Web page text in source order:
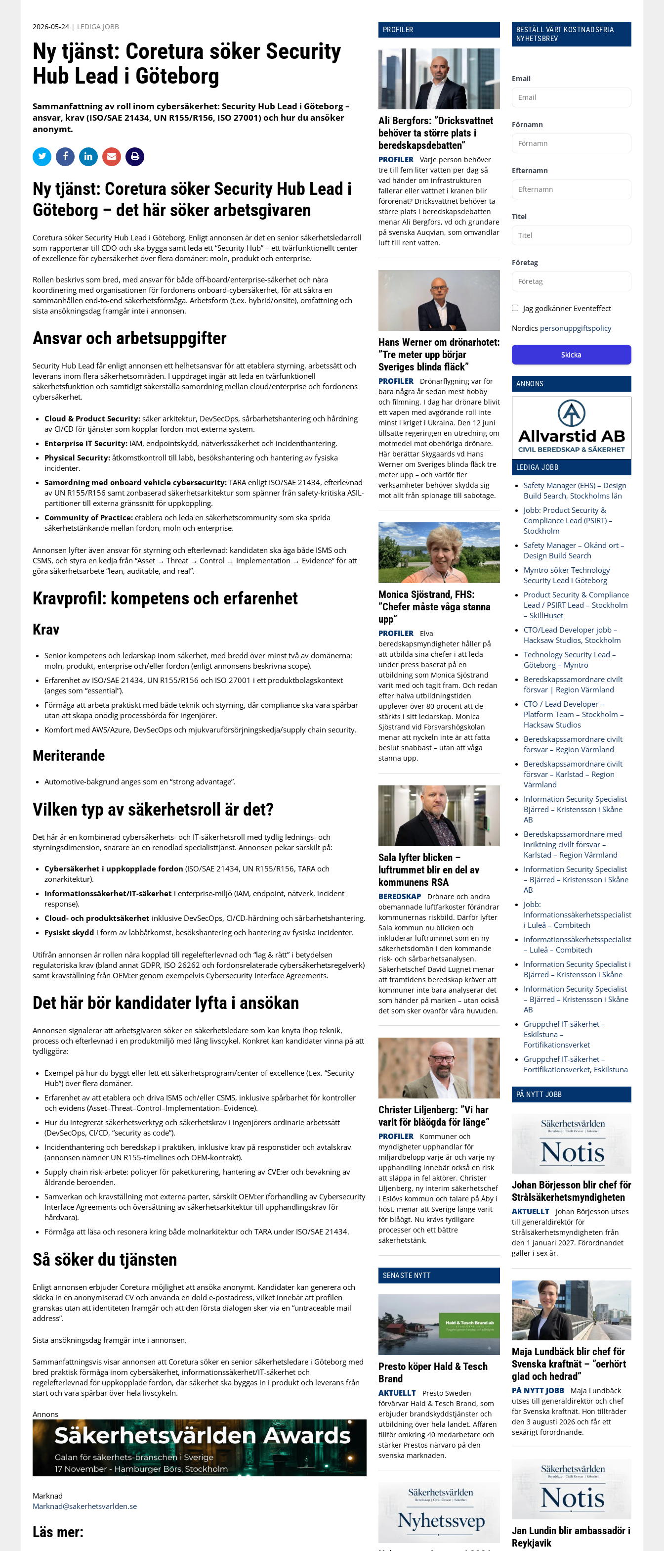
2026-05-24 | LEDIGA JOBB
Ny tjänst: Coretura söker Security
Hub Lead i Göteborg
Sammanfattning av roll inom cybersäkerhet: Security Hub Lead i Göteborg –
ansvar, krav (ISO/SAE 21434, UN R155/R156, ISO 27001) och hur du ansöker
anonymt.
Ny tjänst: Coretura söker Security Hub Lead i
Göteborg – det här söker arbetsgivaren
Coretura söker Security Hub Lead i Göteborg. Enligt annonsen är det en senior säkerhetsledarroll
som rapporterar till CDO och ska bygga samt leda ett “Security Hub” – ett tvärfunktionellt center
of excellence för cybersäkerhet över flera domäner: moln, produkt och enterprise.
Rollen beskrivs som bred, med ansvar för både off-board/enterprise-säkerhet och nära
koordinering med organisationen för fordonens onboard-cybersäkerhet, för att säkra en
sammanhållen end-to-end säkerhetsförmåga. Arbetsform (t.ex. hybrid/onsite), omfattning och
sista ansökningsdag framgår inte i annonsen.
Ansvar och arbetsuppgifter
Security Hub Lead får enligt annonsen ett helhetsansvar för att etablera styrning, arbetssätt och
leverans inom flera säkerhetsområden. I uppdraget ingår att leda en tvärfunktionell
säkerhetsfunktion och samtidigt säkerställa samordning mellan cloud/enterprise och fordonens
cybersäkerhet.
Cloud & Product Security: säker arkitektur, DevSecOps, sårbarhetshantering och hårdning
av CI/CD för tjänster som kopplar fordon mot externa system.
Enterprise IT Security: IAM, endpointskydd, nätverkssäkerhet och incidenthantering.
Physical Security: åtkomstkontroll till labb, besökshantering och hantering av fysiska
incidenter.
Samordning med onboard vehicle cybersecurity: TARA enligt ISO/SAE 21434, efterlevnad
av UN R155/R156 samt zonbaserad säkerhetsarkitektur som spänner från safety-kritiska ASIL-
partitioner till externa gränssnitt för uppkoppling.
Community of Practice: etablera och leda en säkerhetscommunity som ska sprida
säkerhetstänkande mellan fordon, moln och enterprise.
Annonsen lyfter även ansvar för styrning och efterlevnad: kandidaten ska äga både ISMS och
CSMS, och styra en kedja från “Asset → Threat → Control → Implementation → Evidence” för att
göra säkerhetsarbete “lean, auditable, and real”.
Kravprofil: kompetens och erfarenhet
Krav
Senior kompetens och ledarskap inom säkerhet, med bredd över minst två av domänerna:
moln, produkt, enterprise och/eller fordon (enligt annonsens beskrivna scope).
Erfarenhet av ISO/SAE 21434, UN R155/R156 och ISO 27001 i ett produktbolagskontext
(anges som “essential”).
Förmåga att arbeta praktiskt med både teknik och styrning, där compliance ska vara spårbar
utan att skapa onödig processbörda för ingenjörer.
Komfort med AWS/Azure, DevSecOps och mjukvaruförsörjningskedja/supply chain security.
Meriterande
Automotive-bakgrund anges som en “strong advantage”.
Vilken typ av säkerhetsroll är det?
Det här är en kombinerad cybersäkerhets- och IT-säkerhetsroll med tydlig lednings- och
styrningsdimension, snarare än en renodlad specialisttjänst. Annonsen pekar särskilt på:
Cybersäkerhet i uppkopplade fordon (ISO/SAE 21434, UN R155/R156, TARA och
zonarkitektur).
Informationssäkerhet/IT-säkerhet i enterprise-miljö (IAM, endpoint, nätverk, incident
response).
Cloud- och produktsäkerhet inklusive DevSecOps, CI/CD-hårdning och sårbarhetshantering.
Fysiskt skydd i form av labbåtkomst, besökshantering och hantering av fysiska incidenter.
Utifrån annonsen är rollen nära kopplad till regelefterlevnad och “lag & rätt” i betydelsen
regulatoriska krav (bland annat GDPR, ISO 26262 och fordonsrelaterade cybersäkerhetsregelverk)
samt kravställning från OEM:er genom exempelvis Cybersecurity Interface Agreements.
Det här bör kandidater lyfta i ansökan
Annonsen signalerar att arbetsgivaren söker en säkerhetsledare som kan knyta ihop teknik,
process och efterlevnad i en produktmiljö med lång livscykel. Konkret kan kandidater vinna på att
tydliggöra:
Exempel på hur du byggt eller lett ett säkerhetsprogram/center of excellence (t.ex. “Security
Hub”) över flera domäner.
Erfarenhet av att etablera och driva ISMS och/eller CSMS, inklusive spårbarhet för kontroller
och evidens (Asset–Threat–Control–Implementation–Evidence).
Hur du integrerat säkerhetsverktyg och säkerhetskrav i ingenjörers ordinarie arbetssätt
(DevSecOps, CI/CD, “security as code”).
Incidenthantering och beredskap i praktiken, inklusive krav på responstider och avtalskrav
(annonsen nämner UN R155-timelines och OEM-kontrakt).
Supply chain risk-arbete: policyer för paketkurering, hantering av CVE:er och bevakning av
åldrande beroenden.
Samverkan och kravställning mot externa parter, särskilt OEM:er (förhandling av Cybersecurity
Interface Agreements och översättning av säkerhetsarkitektur till upphandlingskrav för
hårdvara).
Förmåga att läsa och resonera kring både molnarkitektur och TARA under ISO/SAE 21434.
Så söker du tjänsten
Enligt annonsen erbjuder Coretura möjlighet att ansöka anonymt. Kandidater kan generera och
skicka in en anonymiserad CV och använda en dold e-postadress, vilket innebär att profilen
granskas utan att identiteten framgår och att den första dialogen sker via en “untraceable mail
address”.
Sista ansökningsdag framgår inte i annonsen.
Sammanfattningsvis visar annonsen att Coretura söker en senior säkerhetsledare i Göteborg med
bred praktisk förmåga inom cybersäkerhet, informationssäkerhet/IT-säkerhet och
regelefterlevnad för uppkopplade fordon, där säkerhet ska byggas in i produkt och leverans från
start och vara spårbar över hela livscykeln.
Annons
Marknad
Marknad@sakerhetsvarlden.se
Läs mer:
PROFILER
Ali Bergfors: ”Dricksvattnet
behöver ta större plats i
beredskapsdebatten”
PROFILER
Varje person behöver
tre till fem liter vatten per dag så
vad händer om infrastrukturen
fallerar eller vattnet i kranen blir
förorenat? Dricksvattnet behöver ta
större plats i beredskapsdebatten
menar Ali Bergfors, vd och grundare
på svenska Auqvian, som omvandlar
luft till rent vatten.
Hans Werner om drönarhotet:
”Tre meter upp börjar
Sveriges blinda fläck”
PROFILER
Drönarflygning var för
bara några år sedan mest hobby
och filmning. I dag har drönare blivit
ett vapen med avgörande roll inte
minst i kriget i Ukraina. Den 12 juni
tillsatte regeringen en utredning om
motmedel mot obehöriga drönare.
Här berättar Skygaards vd Hans
Werner om Sveriges blinda fläck tre
meter upp – och varför fler
verksamheter behöver skydda sig
mot allt från spionage till sabotage.
Monica Sjöstrand, FHS:
”Chefer måste våga stanna
upp”
PROFILER
Elva
beredskapsmyndigheter håller på
att utbilda sina chefer i att leda
under press baserat på en
utbildning som Monica Sjöstrand
varit med och tagit fram. Och redan
efter halva utbildningstiden
upplever över 80 procent att de
stärkts i sitt ledarskap. Monica
Sjöstrand vid Försvarshögskolan
menar att nyckeln inte är att fatta
beslut snabbast – utan att våga
stanna upp.
Sala lyfter blicken –
luftrummet blir en del av
kommunens RSA
BEREDSKAP
Drönare och andra
obemannade luftfarkoster förändrar
kommunernas riskbild. Därför lyfter
Sala kommun nu blicken och
inkluderar luftrummet som en ny
säkerhetsdomän i den kommande
risk- och sårbarhetsanalysen.
Säkerhetschef David Lugnet menar
att framtidens beredskap kräver att
kommuner inte bara analyserar det
som händer på marken – utan också
det som sker ovanför våra huvuden.
Christer Liljenberg: ”Vi har
varit för blåögda för länge”
PROFILER
Kommuner och
myndigheter upphandlar för
miljardbelopp varje år och varje ny
upphandling innebär också en risk
att släppa in fel aktörer. Christer
Liljenberg, ny interim säkerhetschef
i Eslövs kommun och talare på Åby i
höst, menar att Sverige länge varit
för blåögt. Nu krävs tydligare
processer och ett bättre
säkerhetstänk.
SENASTE NYTT
Presto köper Hald & Tesch
Brand
AKTUELLT
Presto Sweden
förvärvar Hald & Tesch Brand, som
erbjuder brandskyddstjänster och
utbildning över hela landet. Affären
tillför omkring 40 medarbetare och
stärker Prestos närvaro på den
svenska marknaden.
BESTÄLL VÅRT KOSTNADSFRIA
NYHETSBREV
Email
Förnamn
Efternamn
Titel
Företag
Jag godkänner Eventeffect
Nordics personuppgiftspolicy
Skicka
ANNONS
LEDIGA JOBB
Safety Manager (EHS) – Design
Build Search, Stockholms län
Jobb: Product Security &
Compliance Lead (PSIRT) –
Stockholm
Safety Manager – Okänd ort –
Design Build Search
Myntro söker Technology
Security Lead i Göteborg
Product Security & Compliance
Lead / PSIRT Lead – Stockholm
– SkillHuset
CTO/Lead Developer jobb –
Hacksaw Studios, Stockholm
Technology Security Lead –
Göteborg – Myntro
Beredskapssamordnare civilt
försvar | Region Värmland
CTO / Lead Developer –
Platform Team – Stockholm –
Hacksaw Studios
Beredskapssamordnare civilt
försvar – Region Värmland
Beredskapssamordnare civilt
försvar – Karlstad – Region
Värmland
Information Security Specialist
Bjärred – Kristensson i Skåne
AB
Beredskapssamordnare med
inriktning civilt försvar –
Karlstad – Region Värmland
Information Security Specialist
– Bjärred – Kristensson i Skåne
AB
Jobb:
Informationssäkerhetsspecialist
i Luleå – Combitech
Informationssäkerhetsspecialist
– Luleå – Combitech
Information Security Specialist i
Bjärred – Kristensson i Skåne
Information Security Specialist
– Bjärred – Kristensson i Skåne
AB
Gruppchef IT-säkerhet –
Eskilstuna –
Fortifikationsverket
Gruppchef IT-säkerhet –
Fortifikationsverket, Eskilstuna
PÅ NYTT JOBB
Johan Börjesson blir chef för
Strålsäkerhetsmyndigheten
AKTUELLT
Johan Börjesson utses
till generaldirektör för
Strålsäkerhetsmyndigheten från
den 1 januari 2027. Förordnandet
gäller i sex år.
Maja Lundbäck blir chef för
Svenska kraftnät – ”oerhört
glad och hedrad”
PÅ NYTT JOBB
Maja Lundbäck
utses till generaldirektör och chef
för Svenska kraftnät. Hon tillträder
den 3 augusti 2026 och får ett
sexårigt förordnande.
Jan Lundin blir ambassadör i
Reykjavik